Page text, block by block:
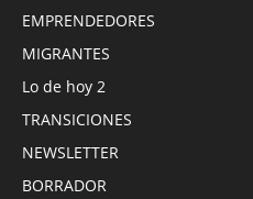
EMPRENDEDORES
MIGRANTES
Lo de hoy 2
TRANSICIONES
NEWSLETTER
BORRADOR